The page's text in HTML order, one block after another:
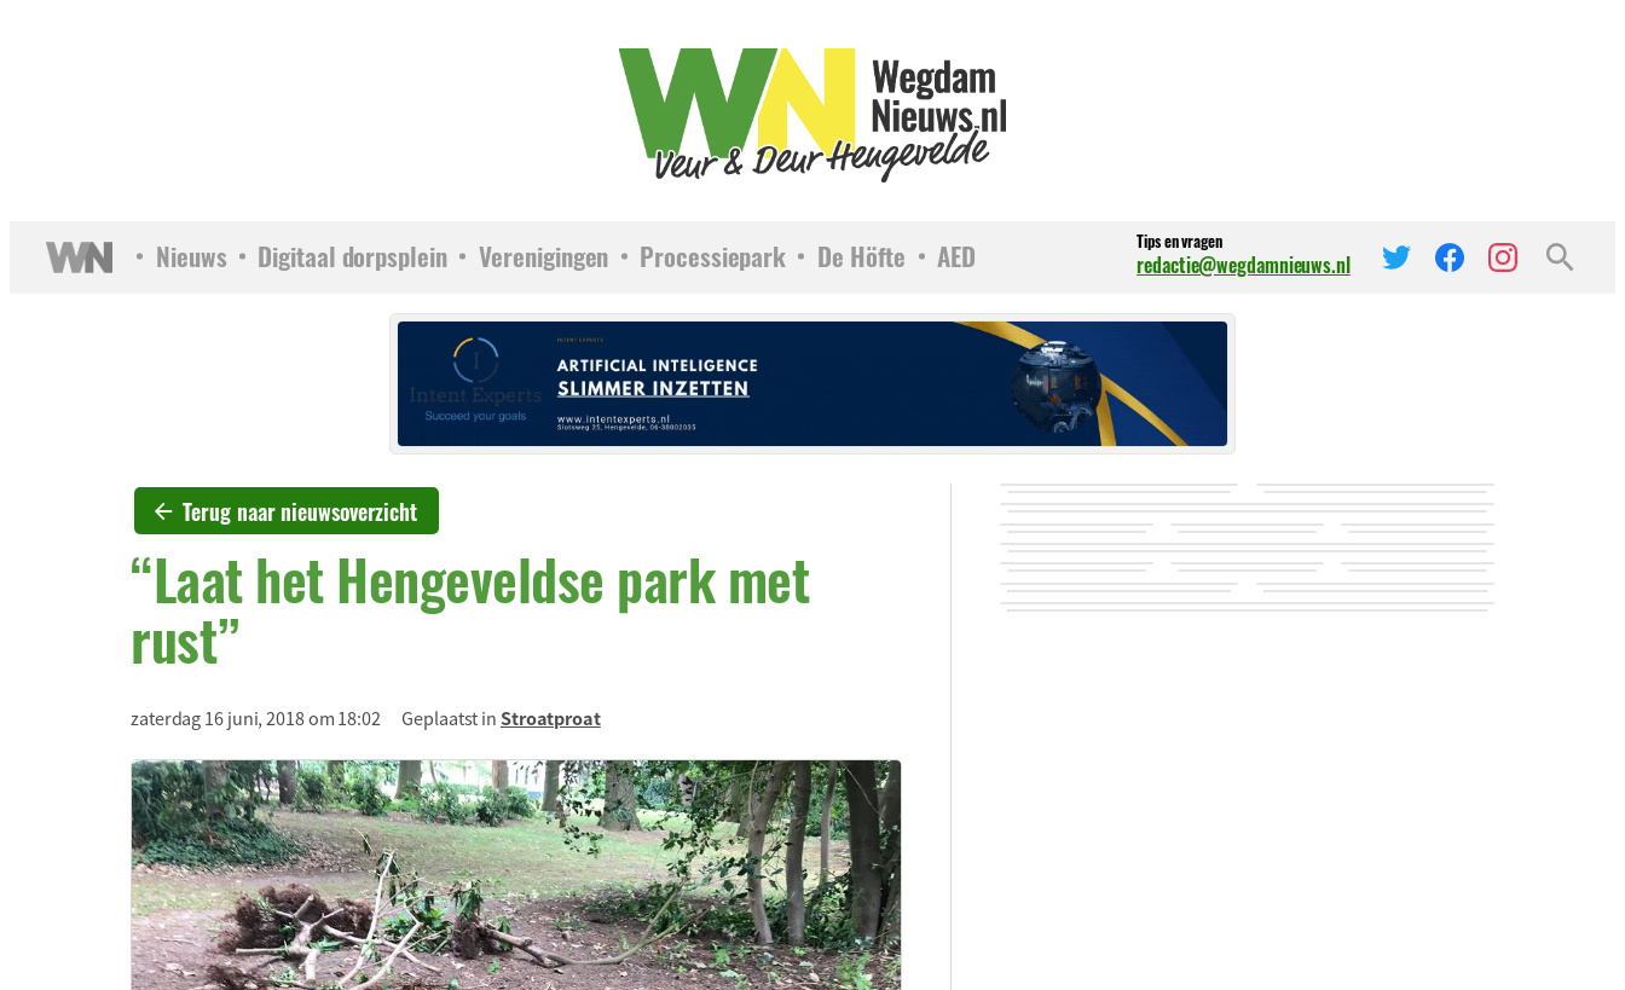
Nieuws Digitaal dorpsplein Verenigingen Processiepark De Höfte AED Tips en vragen
redactie@wegdamnieuws.nl
Terug naar nieuwsoverzicht
“Laat het Hengeveldse park met
rust”
zaterdag 16 juni, 2018 om 18:02 Geplaatst inStroatproat